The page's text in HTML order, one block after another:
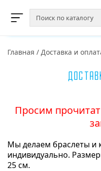
Главная / Доставка и
Просим
Мы делаем браслеты и
индивидуально.
25 см.